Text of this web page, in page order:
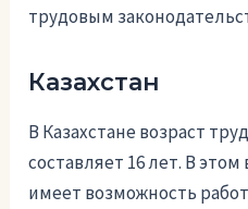
трудовым
Казахстан
В Казахстане возраст
составляет 16 лет. В
имеет возможность